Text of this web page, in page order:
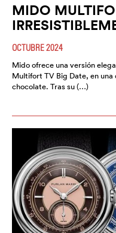
MIDO
OCTUBRE 2024
Mido ofrece una versión
Multifort TV Big Date, en
chocolate. Tras su (…)